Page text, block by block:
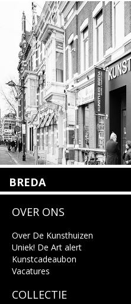
Amstelveenseweg 135
1075 VX Amsterdam
+31 (0)20 2332546
info@kunsthuisamsterdam.nl
Lees meer
BREDA
4818 SB Breda
info@kunsthuisbreda.nl
Lees meer
OVER ONS
Over De Kunsthuizen
Uniek! De Art alert
Kunstcadeaubon
Vacatures
COLLECTIE